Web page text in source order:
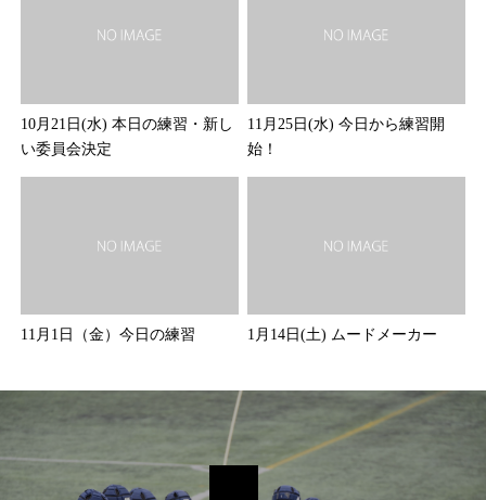
10月21日(水) 本日の練習・新し
い委員会決定
11月25日(水) 今日から練習開
始！
11月1日（金）今日の練習 1月14日(土) ムードメーカー